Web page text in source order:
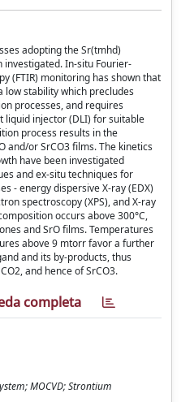
adopting the Sr(tmhd)
investigated. In-situ Fourier-
(FTIR) monitoring has shown that
low stability which precludes
processes, and requires
liquid injector (DLI) for suitable
process results in the
and/or SrCO3 films. The kinetics
have been investigated
and ex-situ techniques for
- energy dispersive X-ray (EDX)
spectroscopy (XPS), and X-ray
occurs above 300°C,
and SrO films. Temperatures
above 9 mtorr favor a further
and its by-products, thus
and hence of SrCO3.
completa
MOCVD; Strontium